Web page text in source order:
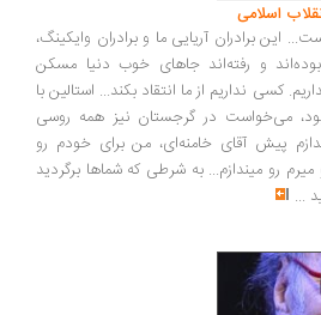
آریایی ما و برادران وایکینگ،
و رفته‌اند جاهای خوب دنیا مسکن
از ما انتقاد بکند... استالین با
در گرجستان نیز همه روسی
آقای خامنه‌ای، من برای خودم رو
میندازم... به شرطی که شماها برگردید